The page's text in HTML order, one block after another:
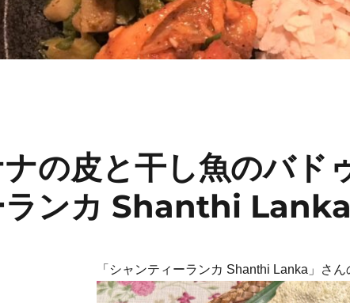
の皮と干し魚のバド
ンカ Shanthi Lanka
「シャンティーランカ Shanthi Lanka」さ